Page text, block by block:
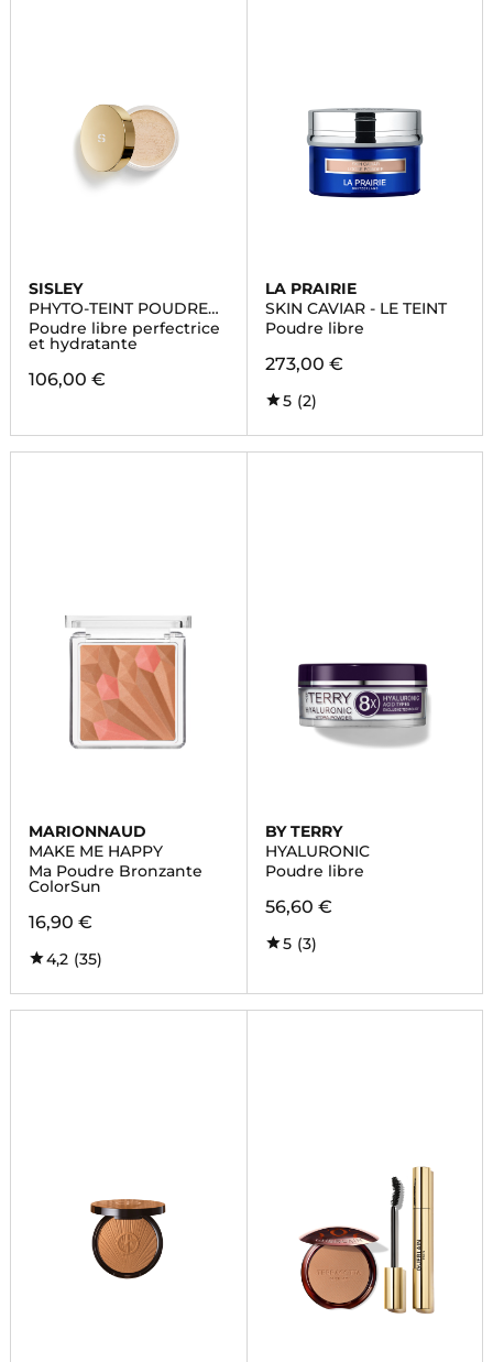
SISLEY
PHYTO-TEINT POUDRE
LIBRE
Poudre libre perfectrice
et hydratante
106,00 €
LA PRAIRIE
SKIN CAVIAR - LE TEINT
Poudre libre
273,00 €
5 (2)
MARIONNAUD
MAKE ME HAPPY
Ma Poudre Bronzante
ColorSun
16,90 €
4,2 (35)
BY TERRY
HYALURONIC
Poudre libre
56,60 €
5 (3)